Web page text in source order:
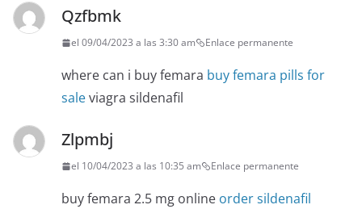
Qzfbmk
el 09/04/2023 a las 3:30 am Enlace permanente
where can i buy femara buy femara pills for
saleviagra sildenafil
Zlpmbj
el 10/04/2023 a las 10:35 am Enlace permanente
buy femara 2.5 mg online order sildenafil